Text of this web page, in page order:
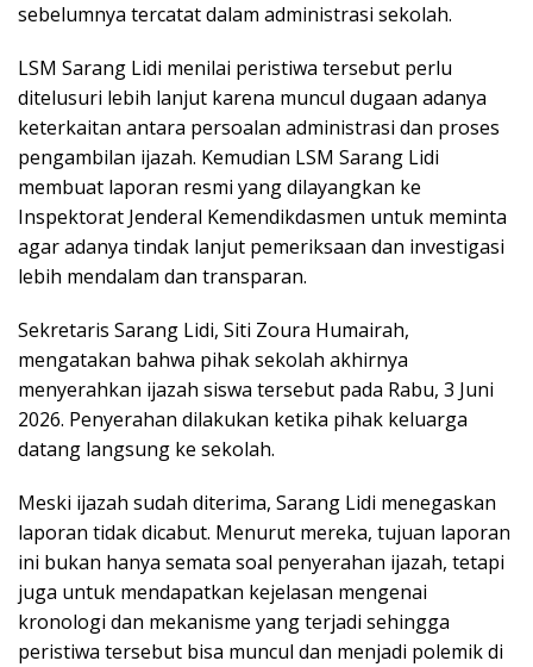
sebelumnya tercatat dalam administrasi sekolah.
LSM Sarang Lidi menilai peristiwa tersebut perlu
ditelusuri lebih lanjut karena muncul dugaan adanya
keterkaitan antara persoalan administrasi dan proses
pengambilan ijazah. Kemudian LSM Sarang Lidi
membuat laporan resmi yang dilayangkan ke
Inspektorat Jenderal Kemendikdasmen untuk meminta
agar adanya tindak lanjut pemeriksaan dan investigasi
lebih mendalam dan transparan.
Sekretaris Sarang Lidi, Siti Zoura Humairah,
mengatakan bahwa pihak sekolah akhirnya
menyerahkan ijazah siswa tersebut pada Rabu, 3 Juni
2026. Penyerahan dilakukan ketika pihak keluarga
datang langsung ke sekolah.
Meski ijazah sudah diterima, Sarang Lidi menegaskan
laporan tidak dicabut. Menurut mereka, tujuan laporan
ini bukan hanya semata soal penyerahan ijazah, tetapi
juga untuk mendapatkan kejelasan mengenai
kronologi dan mekanisme yang terjadi sehingga
peristiwa tersebut bisa muncul dan menjadi polemik di